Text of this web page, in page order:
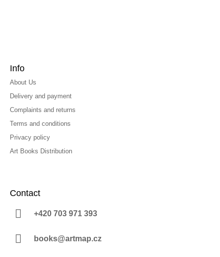
Info
About Us
Delivery and payment
Complaints and returns
Terms and conditions
Privacy policy
Art Books Distribution
Contact
+420 703 971 393
books@artmap.cz